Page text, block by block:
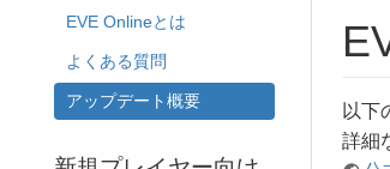
EVE Onlineとは
よくある質問
アップデート概要
以下
詳細